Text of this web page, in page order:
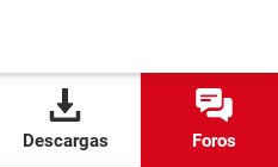
Descargas Foros